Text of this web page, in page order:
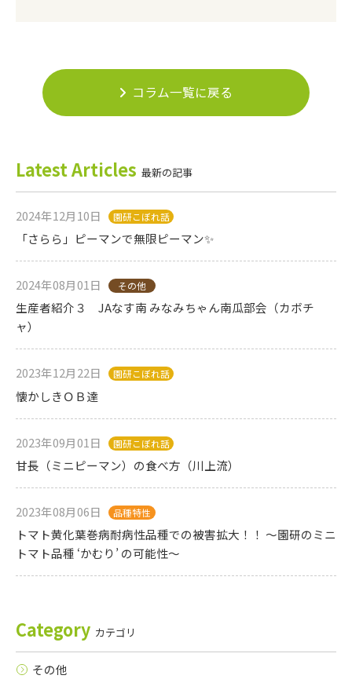
コラム一覧に戻る
Latest Articles 最新の記事
2024年12月10日 園研こぼれ話
「さらら」ピーマンで無限ピーマン✨
2024年08月01日 その他
生産者紹介３ JAなす南 みなみちゃん南瓜部会（カボチ
ャ）
2023年12月22日 園研こぼれ話
懐かしきＯＢ達
2023年09月01日 園研こぼれ話
甘長（ミニピーマン）の食べ方（川上流）
2023年08月06日 品種特性
トマト黄化葉巻病耐病性品種での被害拡大！！ 〜園研のミニ
トマト品種 ‘かむり’ の可能性〜
Category カテゴリ
その他